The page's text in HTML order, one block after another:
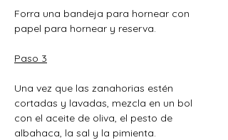
Forra una bandeja para hornear con
papel para hornear y reserva.
Paso 3
Una vez que las zanahorias estén
cortadas y lavadas, mezcla en un bol
con el aceite de oliva, el pesto de
albahaca, la sal y la pimienta.